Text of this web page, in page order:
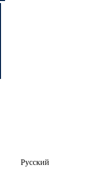
Русский